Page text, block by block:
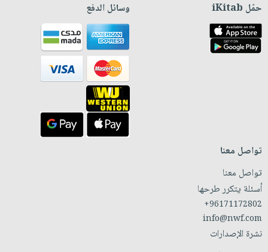
حمّل iKitab وسائل الدفع
تواصل معنا
تواصل معنا
أسئلة يتكرر طرحها
+96171172802
info@nwf.com
نشرة الإصدارات